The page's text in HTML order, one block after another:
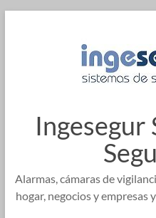
Ingesegur
Alarmas, cámaras de
hogar, negocios y